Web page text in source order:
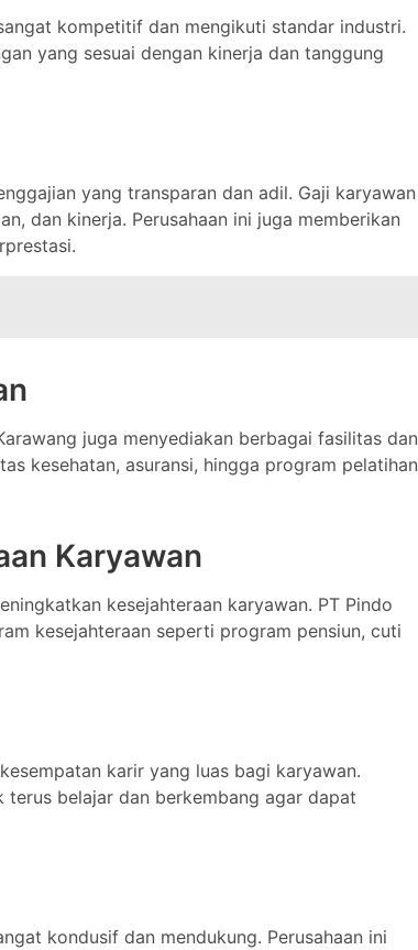
kompetitif dan mengikuti standar industri.
yang sesuai dengan kinerja dan tanggung
yang transparan dan adil. Gaji karyawan
dan kinerja. Perusahaan ini juga memberikan
juga menyediakan berbagai fasilitas dan
kesehatan, asuransi, hingga program pelatihan
Karyawan
kesejahteraan karyawan. PT Pindo
kesejahteraan seperti program pensiun, cuti
karir yang luas bagi karyawan.
terus belajar dan berkembang agar dapat
kondusif dan mendukung. Perusahaan ini